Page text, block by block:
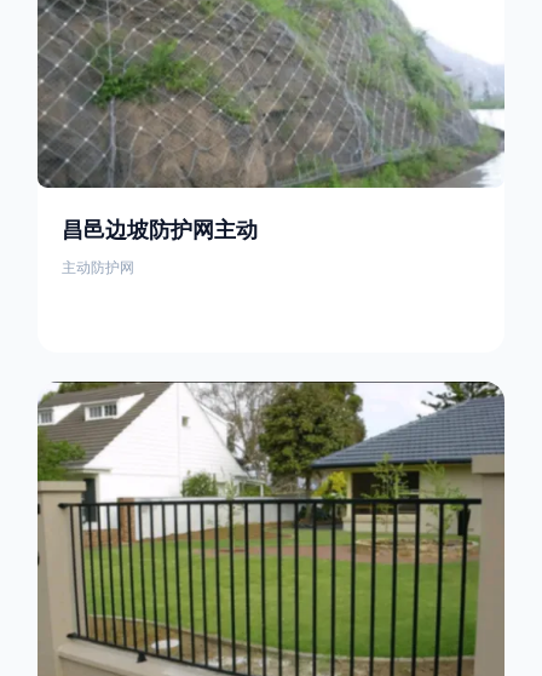
昌邑边坡防护网主动
主动防护网